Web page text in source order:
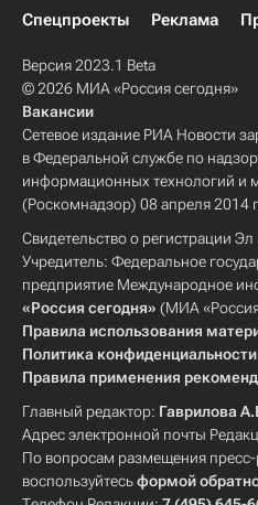
Спецпроекты
Реклама
Версия 2023.1 Beta
© 2026 МИА «Россия сегодня»
Вакансии
Сетевое издание РИА Новости
в Федеральной службе по
информационных технологий и
(Роскомнадзор) 08 апреля 2014
Свидетельство о регистрации
Учредитель: Федеральное
предприятие Международное
«Россия сегодня» (МИА
Правила использования
Политика конфиденциальности
Правила применения
Главный редактор: Гаврилова
Адрес электронной почты
По вопросам размещения
воспользуйтесьформой